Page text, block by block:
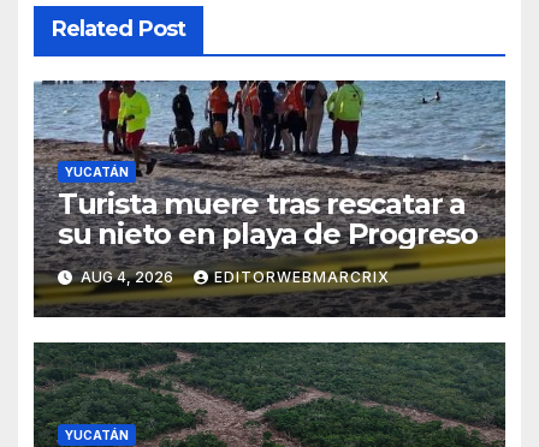
Related Post
YUCATÁN
Turista muere tras rescatar a
su nieto en playa de Progreso
AUG 4, 2026 EDITORWEBMARCRIX
YUCATÁN